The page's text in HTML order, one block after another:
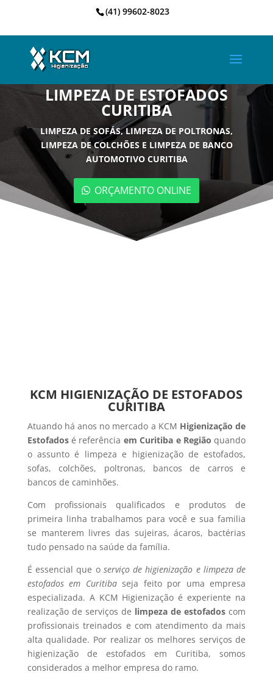
(41) 99602-8023
LIMPEZA DE ESTOFADOS
CURITIBA
LIMPEZA DE SOFÁS, LIMPEZA DE POLTRONAS,
LIMPEZA DE COLCHÕES E LIMPEZA DE BANCO
AUTOMOTIVO CURITIBA
ORÇAMENTO ONLINE
KCM HIGIENIZAÇÃO DE ESTOFADOS
CURITIBA
Atuando há anos no mercado a KCM Higienização de
Estofadosé referência em Curitiba e Região quando
o assunto é limpeza e higienização de estofados,
sofas, colchões, poltronas, bancos de carros e
bancos de caminhões.
Com profissionais qualificados e produtos de
primeira linha trabalhamos para você e sua familia
se manterem livres das sujeiras, ácaros, bactérias
tudo pensado na saúde da família.
É essencial que o serviço de higienização e limpeza de
estofados em Curitibaseja feito por uma empresa
especializada. A KCM Higienização é experiente na
realização de serviços de limpeza de estofados com
profissionais treinados e com atendimento da mais
alta qualidade. Por realizar os melhores serviços de
higienização de estofados em Curitiba, somos
considerados a melhor empresa do ramo.